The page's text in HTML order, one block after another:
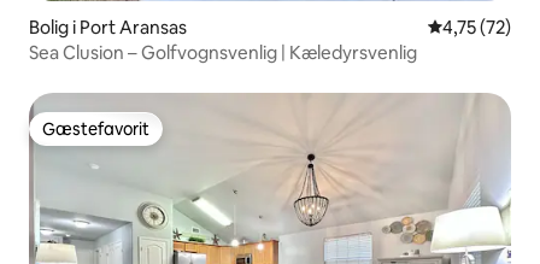
Bolig i Port Aransas 4,75 ud af 5
4,75 (72)
Sea Clusion – Golfvognsvenlig | Kæledyrsvenlig
Gæstefavorit
Gæstefavorit